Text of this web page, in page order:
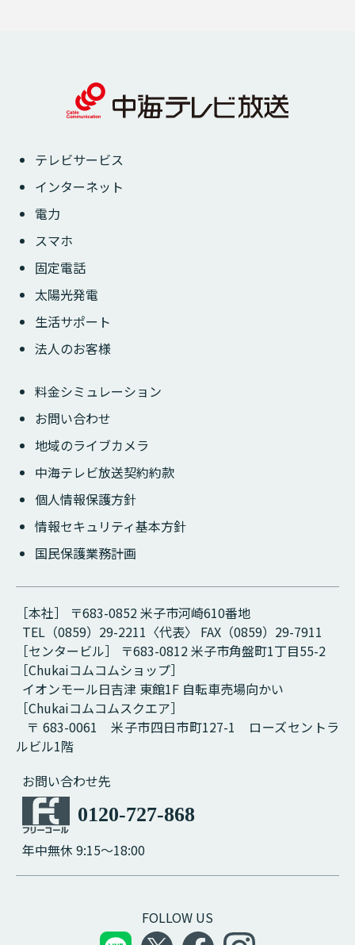
テレビサービス
インターネット
電力
スマホ
固定電話
太陽光発電
生活サポート
法人のお客様
料金シミュレーション
お問い合わせ
地域のライブカメラ
中海テレビ放送契約約款
個人情報保護方針
情報セキュリティ基本方針
国民保護業務計画
［本社］ 〒683-0852 米子市河崎610番地
TEL（0859）29-2211〈代表〉 FAX（0859）29-7911
［センタービル］ 〒683-0812 米子市角盤町1丁目55-2
［Chukaiコムコムショップ］
イオンモール日吉津 東館1F 自転車売場向かい
［Chukaiコムコムスクエア］
〒 683-0061 米子市四日市町127-1 ローズセントラ
ルビル1階
お問い合わせ先
0120-727-868
年中無休 9:15～18:00
FOLLOW US